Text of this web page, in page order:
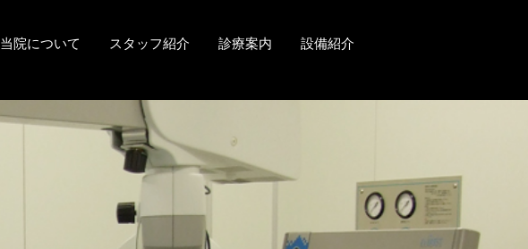
当院について スタッフ紹介 診療案内 設備紹介